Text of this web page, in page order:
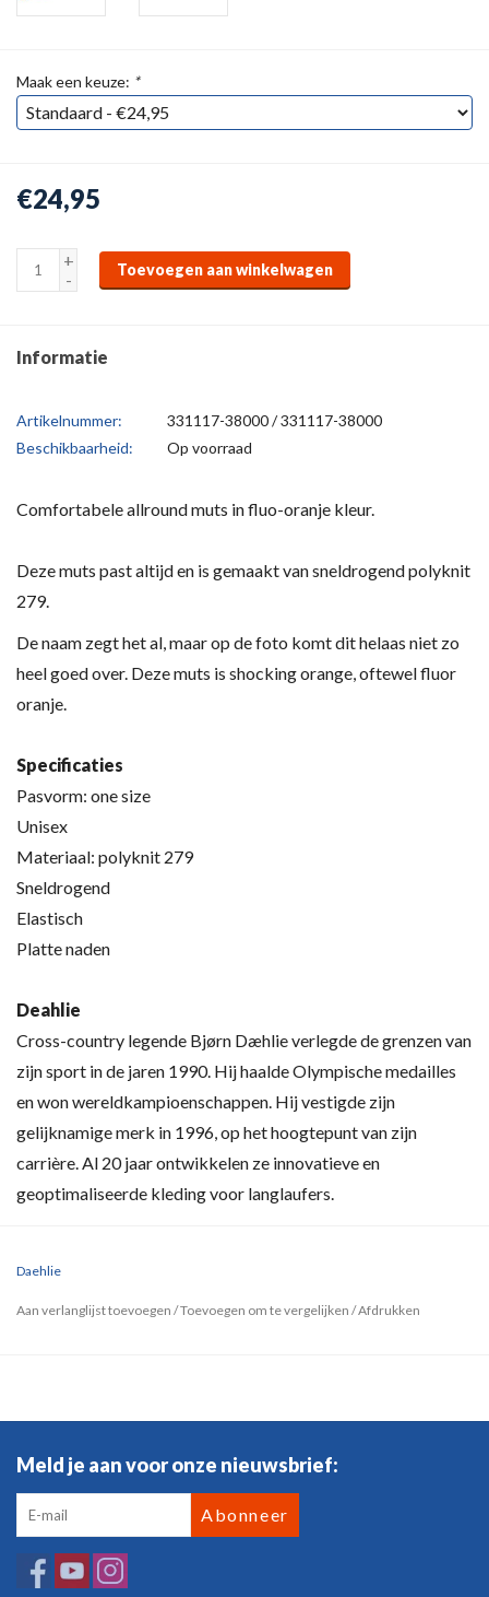
Maak een keuze: *
€24,95
+
-
Toevoegen aan winkelwagen
Informatie
Artikelnummer:
331117-38000 / 331117-38000
Beschikbaarheid:
Op voorraad
Comfortabele allround muts in fluo-oranje kleur.
Deze muts past altijd en is gemaakt van sneldrogend polyknit
279.
De naam zegt het al, maar op de foto komt dit helaas niet zo
heel goed over. Deze muts is shocking orange, oftewel fluor
oranje.
Specificaties
Pasvorm: one size
Unisex
Materiaal: polyknit 279
Sneldrogend
Elastisch
Platte naden
Deahlie
Cross-country legende Bjørn Dæhlie verlegde de grenzen van
zijn sport in de jaren 1990. Hij haalde Olympische medailles
en won wereldkampioenschappen. Hij vestigde zijn
gelijknamige merk in 1996, op het hoogtepunt van zijn
carrière. Al 20 jaar ontwikkelen ze innovatieve en
geoptimaliseerde kleding voor langlaufers.
Daehlie
Aan verlanglijst toevoegen /Toevoegen om te vergelijken /Afdrukken
Meld je aan voor onze nieuwsbrief:
Abonneer